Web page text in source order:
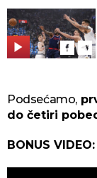
Podsećamo,
do četiri
BONUS VIDEO: